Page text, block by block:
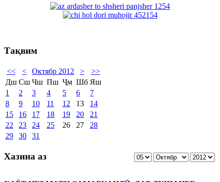
Тақвим
<< < Октябр 2012 >
>>
Дш Сш Чш Пш Ҷм Шб Яш
1
2 3 4 5 6
7
8
9 10 11 12 13
14
15
16 17 18 19 20
21
22
23 24 25 26 27
28
29
30 31
Хазина аз